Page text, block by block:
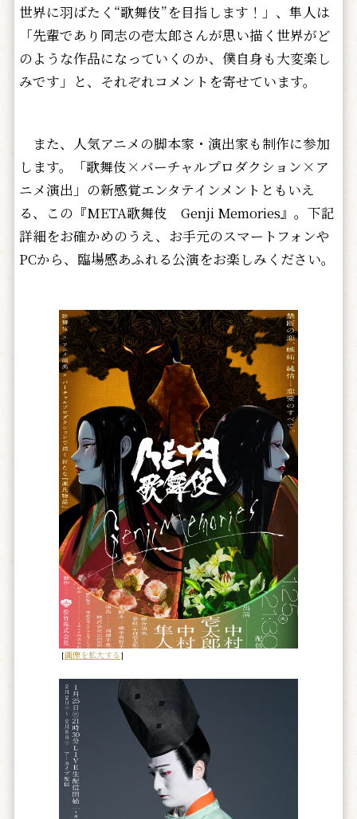
世界に羽ばたく“歌舞伎”を目指します！」、隼人は
「先輩であり同志の壱太郎さんが思い描く世界がど
のような作品になっていくのか、僕自身も大変楽し
みです」と、それぞれコメントを寄せています。
また、人気アニメの脚本家・演出家も制作に参加
します。「歌舞伎×バーチャルプロダクション×ア
ニメ演出」の新感覚エンタテインメントともいえ
る、この『META歌舞伎 Genji Memories』。下記
詳細をお確かめのうえ、お手元のスマートフォンや
PCから、臨場感あふれる公演をお楽しみください。
[画像を拡大する ]